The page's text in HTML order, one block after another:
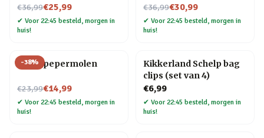
€36,99
Nu voor€25,99
✔ Voor 22:45 besteld, morgen in
huis!
€36,99
Nu voor€30,99
✔ Voor 22:45 besteld, morgen in
huis!
-38%
Vogel pepermolen
€23,99
Nu voor€14,99
✔ Voor 22:45 besteld, morgen in
huis!
Kikkerland Schelp bag
clips (set van 4)
€6,99
✔ Voor 22:45 besteld, morgen in
huis!